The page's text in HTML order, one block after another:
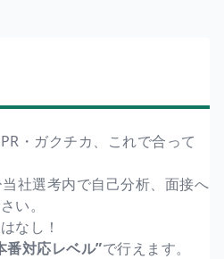
・ガクチカ、これで合って
社選考内で自己分析、面接へ
い。
なし！
番対応レベル”で行えます。